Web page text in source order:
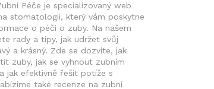
Péče je specializovaný web
stomatologii, který vám poskytne
o péči o zuby. Na našem
rady a tipy, jak udržet svůj
a krásný. Zde se dozvíte, jak
zuby, jak se vyhnout zubním
jak efektivně řešit potíže s
také recenze na zubní